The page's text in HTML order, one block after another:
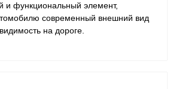
и функциональный элемент,
современный внешний вид
на дороге.​